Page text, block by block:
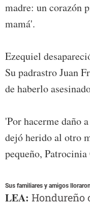
madre: un corazón
mamá'.
Ezequiel
Su padrastro Juan
de haberlo
'Por hacerme daño
dejó herido al otro
pequeño, Patrocinia
Sus familiares y amigos
LEA: Hondureño